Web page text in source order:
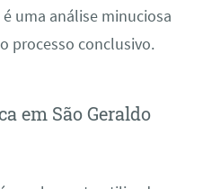
uma análise minuciosa
processo conclusivo.
em São Geraldo